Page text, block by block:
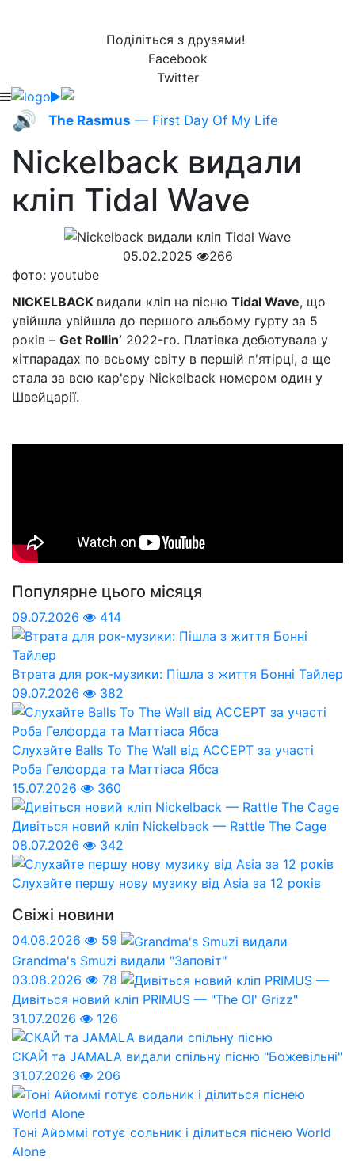
Поділіться з друзями!
Facebook
Twitter
🔊 The Rasmus — First Day Of My Life
Nickelback видали
кліп Tidal Wave
05.02.2025
266
фото: youtube
NICKELBACK видали кліп на пісню Tidal Wave, що
увійшла увійшла до першого альбому гурту за 5
років – Get Rollin’ 2022-го. Платівка дебютувала у
хітпарадах по всьому світу в першій п'ятірці, а ще
стала за всю кар'єру Nickelback номером один у
Швейцарії.
Популярне цього місяця
09.07.2026 414
Втрата для рок-музики: Пішла з життя Бонні Тайлер
09.07.2026
382
Слухайте Balls To The Wall від ACCEPT за участі
Роба Гелфорда та Маттіаса Ябса
15.07.2026
360
Дивіться новий кліп Nickelback — Rattle The Cage
08.07.2026
342
Слухайте першу нову музику від Asia за 12 років
Свіжі новини
04.08.2026
59
Grandma's Smuzi видали "Заповіт"
03.08.2026
78
Дивіться новий кліп PRIMUS — "The Ol' Grizz"
31.07.2026
126
СКАЙ та JAMALA видали спільну пісню "Божевільні"
31.07.2026
206
Тоні Айоммі готує сольник і ділиться піснею World
Alone